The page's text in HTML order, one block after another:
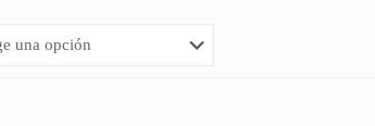
precios: